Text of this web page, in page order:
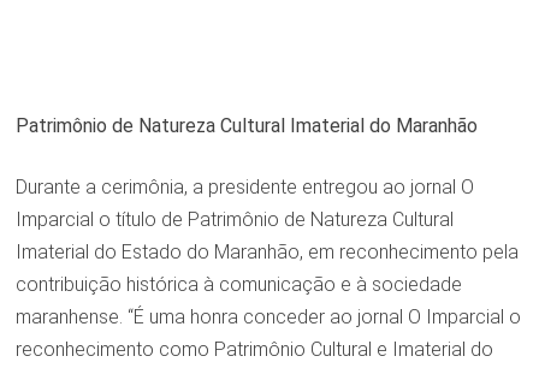
Patrimônio de Natureza Cultural Imaterial do Maranhão
Durante a cerimônia, a presidente entregou ao jornal O
Imparcial o título de Patrimônio de Natureza Cultural
Imaterial do Estado do Maranhão, em reconhecimento pela
contribuição histórica à comunicação e à sociedade
maranhense. “É uma honra conceder ao jornal O Imparcial o
reconhecimento como Patrimônio Cultural e Imaterial do